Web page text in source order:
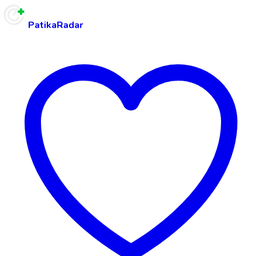
PatikaRadar